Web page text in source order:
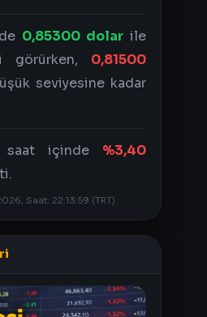
0,85300 dolar ile
görürken, 0,81500
seviyesine kadar
saat içinde %3,40
Saat: 22:13:59 (TRT)